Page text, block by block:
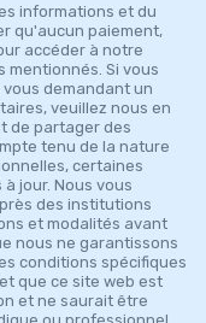
informations et du
qu'aucun paiement,
accéder à notre
Si vous
demandant un
veuillez nous en
de partager des
tenu de la nature
certaines
jour. Nous vous
des institutions
et modalités avant
nous ne garantissons
conditions spécifiques
que ce site web est
et ne saurait être